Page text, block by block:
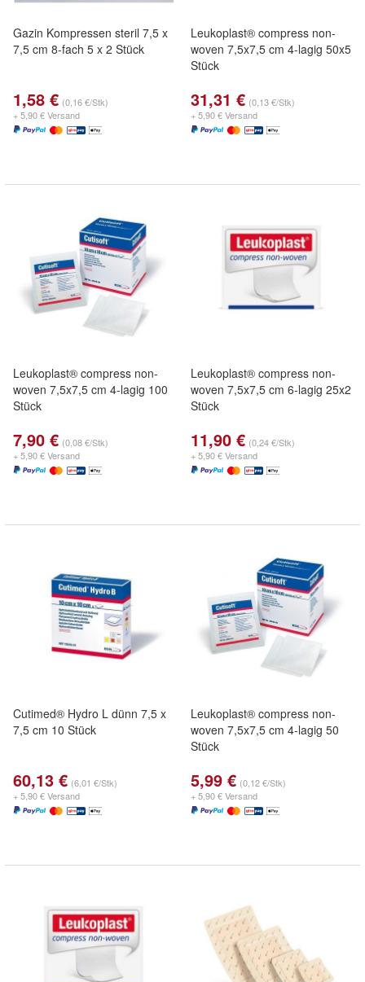
Gazin Kompressen steril 7,5 x
7,5 cm 8-fach 5 x 2 Stück
1,58 € (0,16 €/Stk)
+ 5,90 € Versand
Leukoplast® compress non-
woven 7,5x7,5 cm 4-lagig 50x5
Stück
31,31 € (0,13 €/Stk)
+ 5,90 € Versand
Leukoplast® compress non-
woven 7,5x7,5 cm 4-lagig 100
Stück
7,90 € (0,08 €/Stk)
+ 5,90 € Versand
Leukoplast® compress non-
woven 7,5x7,5 cm 6-lagig 25x2
Stück
11,90 € (0,24 €/Stk)
+ 5,90 € Versand
Cutimed® Hydro L dünn 7,5 x
7,5 cm 10 Stück
60,13 € (6,01 €/Stk)
+ 5,90 € Versand
Leukoplast® compress non-
woven 7,5x7,5 cm 4-lagig 50
Stück
5,99 € (0,12 €/Stk)
+ 5,90 € Versand